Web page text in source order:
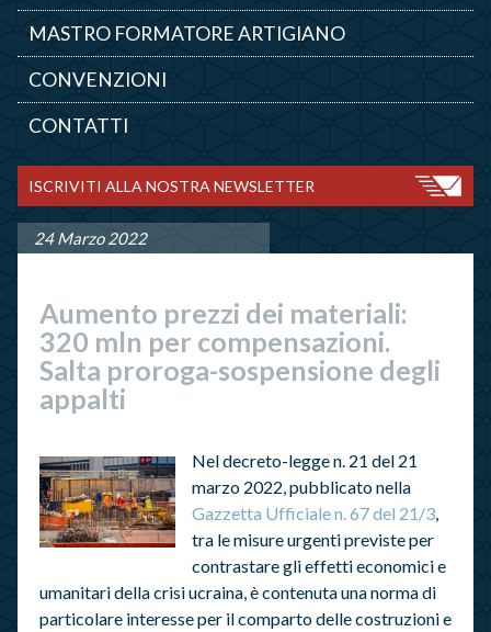
MASTRO FORMATORE ARTIGIANO
CONVENZIONI
CONTATTI
ISCRIVITI ALLA NOSTRA NEWSLETTER
24 Marzo 2022
Aumento prezzi dei materiali:
320 mln per compensazioni.
Salta proroga-sospensione degli
appalti
Nel decreto-legge n. 21 del 21
marzo 2022, pubblicato nella
Gazzetta Ufficiale n. 67 del 21/3,
tra le misure urgenti previste per
contrastare gli effetti economici e
umanitari della crisi ucraina, è contenuta una norma di
particolare interesse per il comparto delle costruzioni e